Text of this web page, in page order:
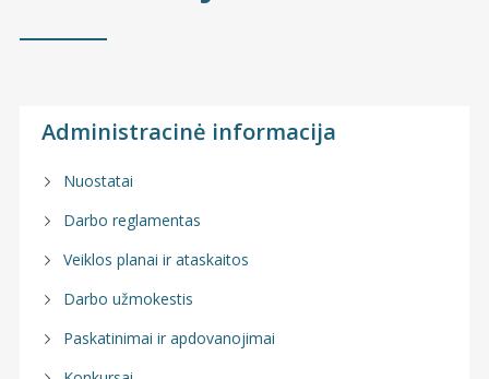
Administracinė informacija
Nuostatai
Darbo reglamentas
Veiklos planai ir ataskaitos
Darbo užmokestis
Paskatinimai ir apdovanojimai